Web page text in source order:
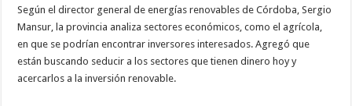
Según el director general de energías renovables de Córdoba, Sergio
Mansur, la provincia analiza sectores económicos, como el agrícola,
en que se podrían encontrar inversores interesados. Agregó que
están buscando seducir a los sectores que tienen dinero hoy y
acercarlos a la inversión renovable.